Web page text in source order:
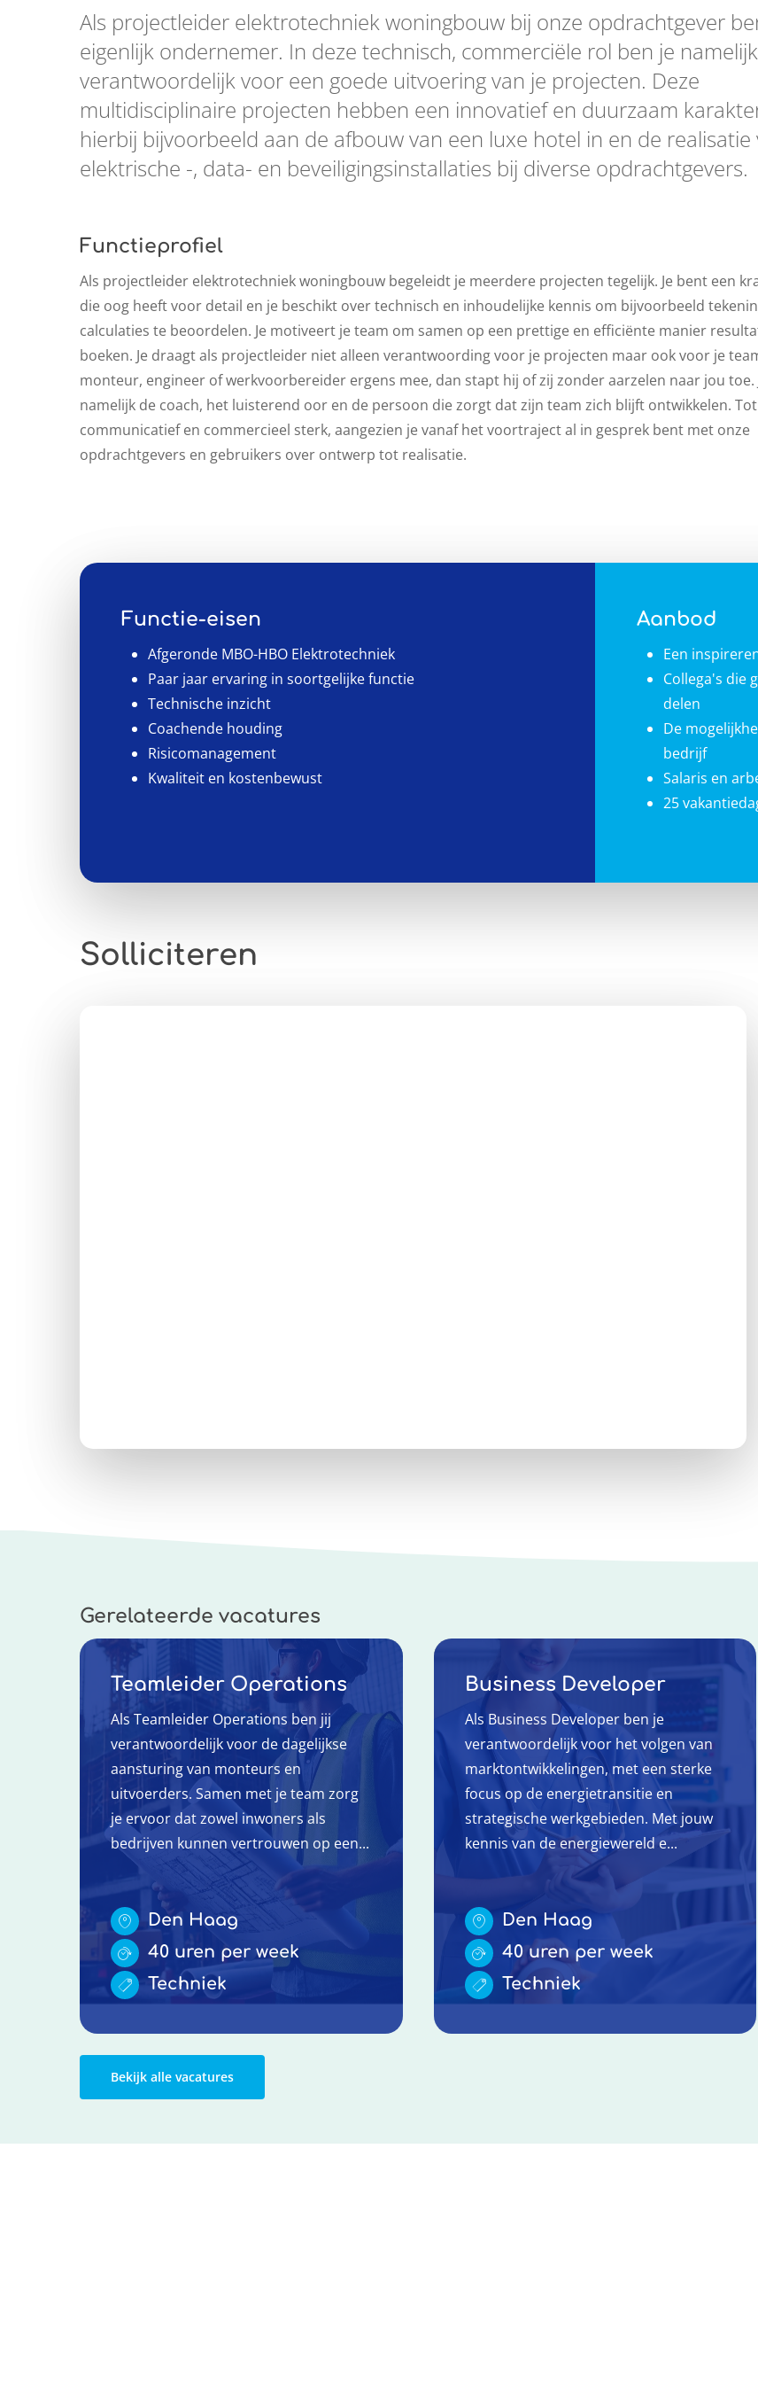
Als projectleider elektrotechniek woningbouw bij onze opdrachtgever
eigenlijk ondernemer. In deze technisch, commerciële rol ben je
verantwoordelijk voor een goede uitvoering van je projecten. Deze
multidisciplinaire projecten hebben een innovatief en duurzaam
hierbij bijvoorbeeld aan de afbouw van een luxe hotel in en de realisatie
elektrische -, data- en beveiligingsinstallaties bij diverse opdrachtgevers.
Functieprofiel
Als projectleider elektrotechniek woningbouw begeleidt je meerdere projecten tegelijk. Je bent een
die oog heeft voor detail en je beschikt over technisch en inhoudelijke kennis om bijvoorbeeld
calculaties te beoordelen. Je motiveert je team om samen op een prettige en efficiënte manier
boeken. Je draagt als projectleider niet alleen verantwoording voor je projecten maar ook voor je
monteur, engineer of werkvoorbereider ergens mee, dan stapt hij of zij zonder aarzelen naar jou toe.
namelijk de coach, het luisterend oor en de persoon die zorgt dat zijn team zich blijft ontwikkelen.
communicatief en commercieel sterk, aangezien je vanaf het voortraject al in gesprek bent met onze
opdrachtgevers en gebruikers over ontwerp tot realisatie.
Functie-eisen
Afgeronde MBO-HBO Elektrotechniek
Paar jaar ervaring in soortgelijke functie
Technische inzicht
Coachende houding
Risicomanagement
Kwaliteit en kostenbewust
Aanbod
Een
Collega's die
delen
De
bedrijf
Salaris en
25
Solliciteren
Gerelateerde vacatures
Teamleider Operations
Als Teamleider Operations ben jij
verantwoordelijk voor de dagelijkse
aansturing van monteurs en
uitvoerders. Samen met je team zorg
je ervoor dat zowel inwoners als
bedrijven kunnen vertrouwen op een...
Den Haag
40 uren per week
Techniek
Business Developer
Als Business Developer ben je
verantwoordelijk voor het volgen van
marktontwikkelingen, met een sterke
focus op de energietransitie en
strategische werkgebieden. Met jouw
kennis van de energiewereld e...
Den Haag
40 uren per week
Techniek
Bekijk alle vacatures